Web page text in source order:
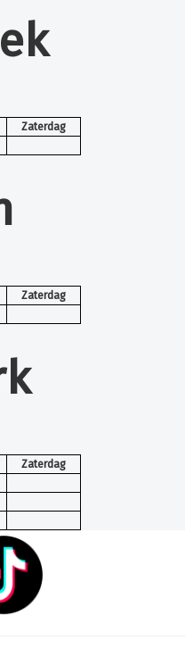
Zaterdag
Zaterdag
Zaterdag